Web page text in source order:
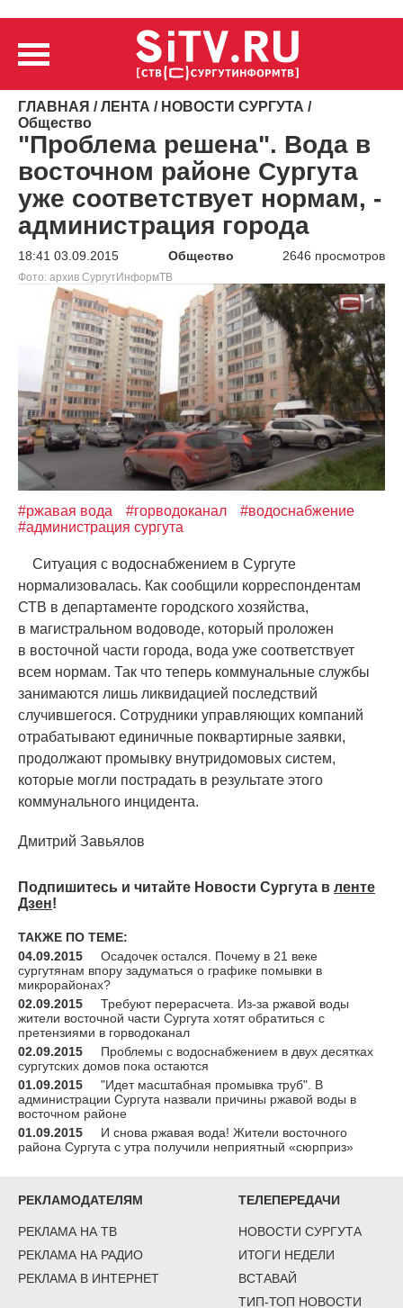
ГЛАВНАЯ /ЛЕНТА / НОВОСТИ СУРГУТА /
Общество
"Проблема решена". Вода в
восточном районе Сургута
уже соответствует нормам, -
администрация города
18:41 03.09.2015 Общество 2646 просмотров
Фото: архив СургутИнформТВ
#ржавая вода #горводоканал
#водоснабжение
#администрация сургута
Ситуация с водоснабжением в Сургуте
нормализовалась. Как сообщили корреспондентам
СТВ в департаменте городского хозяйства,
в магистральном водоводе, который проложен
в восточной части города, вода уже соответствует
всем нормам. Так что теперь коммунальные службы
занимаются лишь ликвидацией последствий
случившегося. Сотрудники управляющих компаний
отрабатывают единичные поквартирные заявки,
продолжают промывку внутридомовых систем,
которые могли пострадать в результате этого
коммунального инцидента.
Дмитрий Завьялов
Подпишитесь и читайте Новости Сургута в ленте
Дзен!
ТАКЖЕ ПО ТЕМЕ:
04.09.2015
Осадочек остался. Почему в 21 веке
сургутянам впору задуматься о графике помывки в
микрорайонах?
02.09.2015
Требуют перерасчета. Из-за ржавой воды
жители восточной части Сургута хотят обратиться с
претензиями в горводоканал
02.09.2015
Проблемы с водоснабжением в двух десятках
сургутских домов пока остаются
01.09.2015
"Идет масштабная промывка труб". В
администрации Сургута назвали причины ржавой воды в
восточном районе
01.09.2015
И снова ржавая вода! Жители восточного
района Сургута с утра получили неприятный «сюрприз»
РЕКЛАМОДАТЕЛЯМ
РЕКЛАМА НА ТВ
РЕКЛАМА НА РАДИО
РЕКЛАМА В ИНТЕРНЕТ
ТЕЛЕПЕРЕДАЧИ
НОВОСТИ СУРГУТА
ИТОГИ НЕДЕЛИ
ВСТАВАЙ
ТИП-ТОП НОВОСТИ